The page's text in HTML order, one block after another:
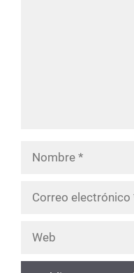
electrónico